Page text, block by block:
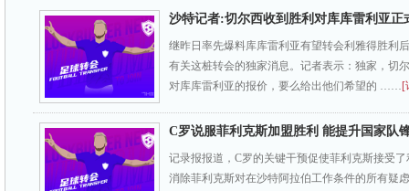
沙特记者:切尔西收到胜利对库库雷利亚正
继昨日率先爆料库库雷利亚有望转会利雅得胜利
有关这桩转会的独家消息。记者表示：独家，切
对库库雷利亚的报价，要么给出他们希望的 ……[
C罗说服菲利克斯加盟胜利 能提升国家队
记录报报道，C罗的关键干预促使菲利克斯接受
消除菲利克斯对在沙特阿拉伯工作条件的所有疑